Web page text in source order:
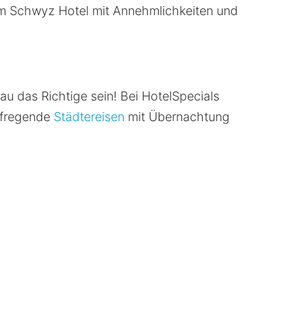
Schwyz Hotel mit Annehmlichkeiten und
das Richtige sein! Bei HotelSpecials
Städtereisen mit Übernachtung